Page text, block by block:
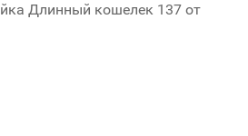
Длинный кошелек 137 от